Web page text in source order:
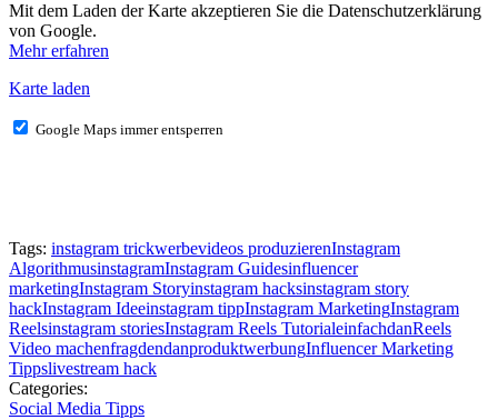
Mit dem Laden der Karte akzeptieren Sie die Datenschutzerklärung
von Google.
Mehr erfahren
Karte laden
Google Maps immer entsperren
Tags: instagram trickwerbevideos produzierenInstagram
AlgorithmusinstagramInstagram Guidesinfluencer
marketingInstagram Storyinstagram hacksinstagram story
hackInstagram Ideeinstagram tippInstagram MarketingInstagram
Reelsinstagram storiesInstagram Reels TutorialeinfachdanReels
Video machenfragdendanproduktwerbungInfluencer Marketing
Tippslivestream hack
Categories:
Social Media Tipps